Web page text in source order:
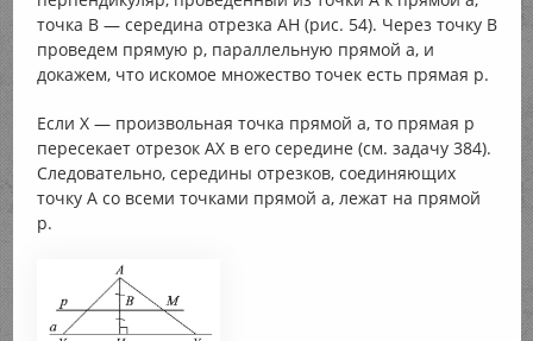
точка В — середина отрезка АН (рис. 54). Через точку В
проведем прямую р, параллельную прямой а, и
докажем, что искомое множество точек есть прямая р.
Если X — произвольная точка прямой а, то прямая р
пересекает отрезок АХ в его середине (см. задачу 384).
Следовательно, середины отрезков, соединяющих
точку А со всеми точками прямой а, лежат на прямой
р.